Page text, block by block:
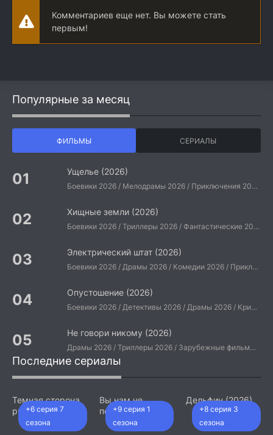
Комментариев еще нет. Вы можете стать
первым!
Популярные за месяц
ФИЛЬМЫ СЕРИАЛЫ
Ущелье (2026)
Боевики 2026 / Мелодрамы 2026 / Приключения 2026 / Ужасы 2026 / Фантастические 2026 / Зарубежные фильмы 2026 / Американские фильмы / Фильмы 2026
Хищные земли (2026)
Боевики 2026 / Триллеры 2026 / Фантастические 2026 / Зарубежные фильмы 2026 / Американские фильмы / Фильмы 2026
Электрический штат (2026)
Боевики 2026 / Драмы 2026 / Комедии 2026 / Приключения 2026 / Фантастические 2026 / Зарубежные фильмы 2026 / Американские фильмы / Фильмы 2026
Опустошение (2026)
Боевики 2026 / Детективы 2026 / Драмы 2026 / Криминальные фильмы 2026 / Триллеры 2026 / Зарубежные фильмы 2026 / Американские фильмы / Фильмы 2026
Не говори никому (2026)
Драмы 2026 / Триллеры 2026 / Зарубежные фильмы 2026 / Американские фильмы / Фильмы 2026
Последние сериалы
+6 серия 7
сезона
Темная сторона
ринга (2026)
+9 серия 1
сезона
Вы нам не
подходите (2026)
+8 серия 3
сезона
Дельфин (2026)